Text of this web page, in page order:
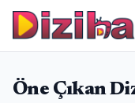
Öne Çıkan